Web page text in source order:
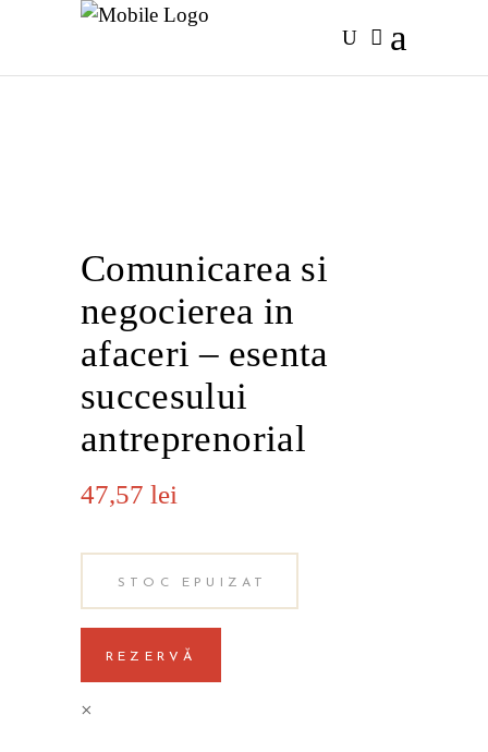
Comunicarea si
negocierea in
afaceri – esenta
succesului
antreprenorial
47,57 lei
STOC EPUIZAT
REZERVĂ
×